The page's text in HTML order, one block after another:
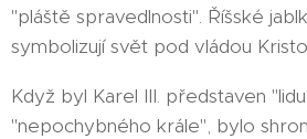
"pláště spravedlnosti". Říšské
symbolizují svět pod vládou
Když byl Karel III. představen
"nepochybného krále", bylo